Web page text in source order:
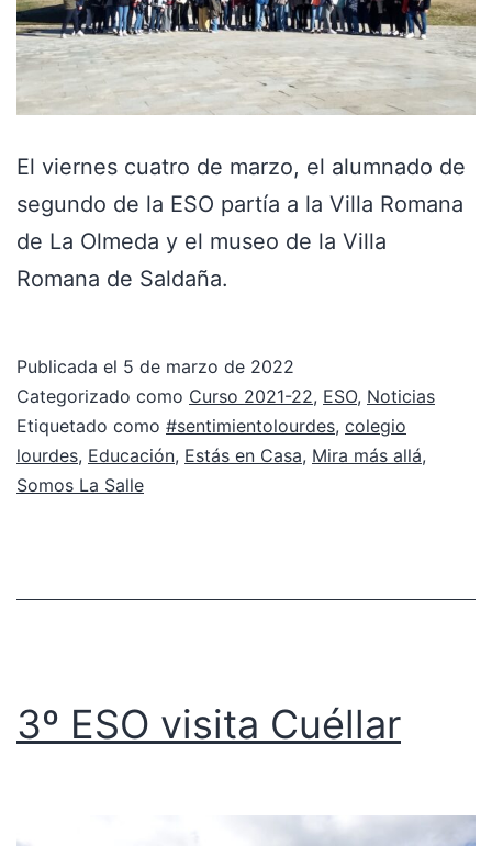
El viernes cuatro de marzo, el alumnado de
segundo de la ESO partía a la Villa Romana
de La Olmeda y el museo de la Villa
Romana de Saldaña.
Publicada el 5 de marzo de 2022
Categorizado como Curso 2021-22, ESO, Noticias
Etiquetado como #sentimientolourdes, colegio
lourdes, Educación, Estás en Casa, Mira más allá,
Somos La Salle
3º ESO visita Cuéllar